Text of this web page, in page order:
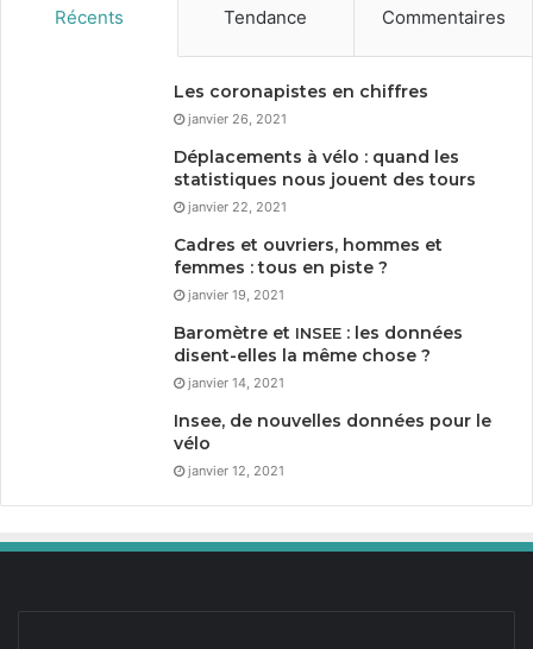
Récents Tendance Commentaires
Les coronapistes en chiffres
janvier 26, 2021
Déplacements à vélo : quand les
statistiques nous jouent des tours
janvier 22, 2021
Cadres et ouvriers, hommes et
femmes : tous en piste ?
janvier 19, 2021
Baromètre et INSEE : les données
disent-elles la même chose ?
janvier 14, 2021
Insee, de nouvelles données pour le
vélo
janvier 12, 2021